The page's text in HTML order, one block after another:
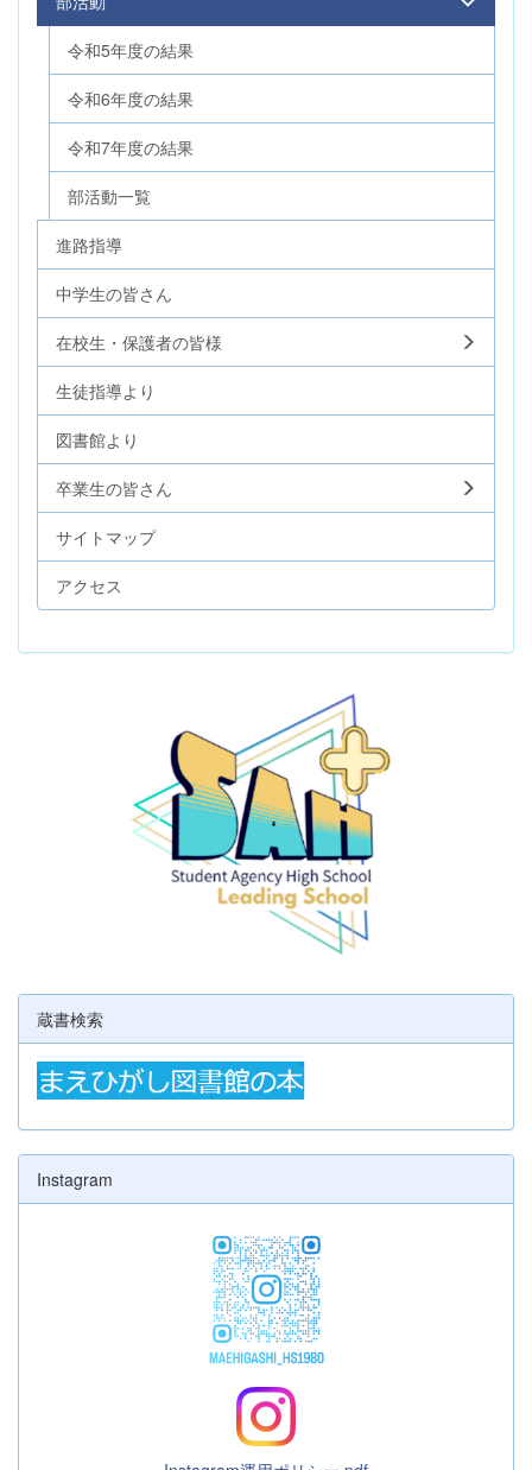
令和5年度の結果
令和6年度の結果
令和7年度の結果
部活動一覧
進路指導
中学生の皆さん
在校生・保護者の皆様
生徒指導より
図書館より
卒業生の皆さん
サイトマップ
アクセス
蔵書検索
Instagram